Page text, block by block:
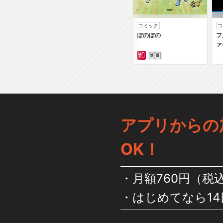
コミック
ぼのぼの
アプリから
OK！
月額760円（税
はじめてなら14